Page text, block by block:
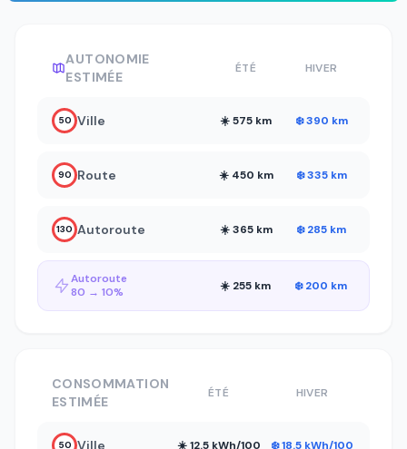
AUTONOMIE
ESTIMÉE
ÉTÉ HIVER
50 Ville ☀️ 575 km ❄️ 390 km
90 Route ☀️ 450 km ❄️ 335 km
130 Autoroute ☀️ 365 km ❄️ 285 km
Autoroute
80 → 10%
☀️ 255 km ❄️ 200 km
CONSOMMATION
ESTIMÉE
ÉTÉ HIVER
50 ☀️ 12.5 kWh/100 ❄️ 18.5 kWh/100